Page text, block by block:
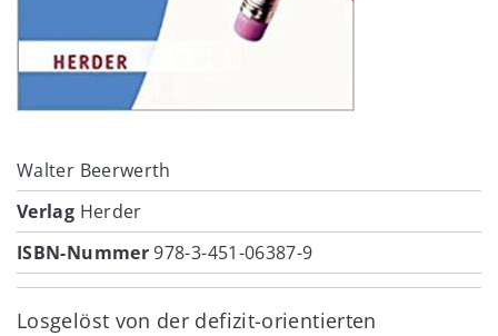
Walter Beerwerth
Verlag Herder
ISBN-Nummer978-3-451-06387-9
Losgelöst von der defizit-orientierten